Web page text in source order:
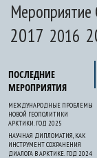
Мероприятие
2017 2016
ПОСЛЕДНИЕ
МЕРОПРИЯТИЯ
МЕЖДУНАРОДНЫЕ ПРОБЛЕМЫ
НОВОЙ ГЕОПОЛИТИКИ
АРКТИКИ. ГОД 2025
НАУЧНАЯ ДИПЛОМАТИЯ, КАК
ИНСТРУМЕНТ СОХРАНЕНИЯ
ДИАЛОГА В АРКТИКЕ. ГОД 2024